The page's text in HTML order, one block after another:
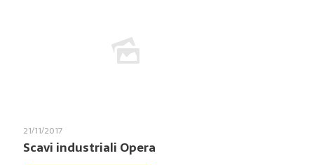
21/11/2017
Scavi industriali Opera